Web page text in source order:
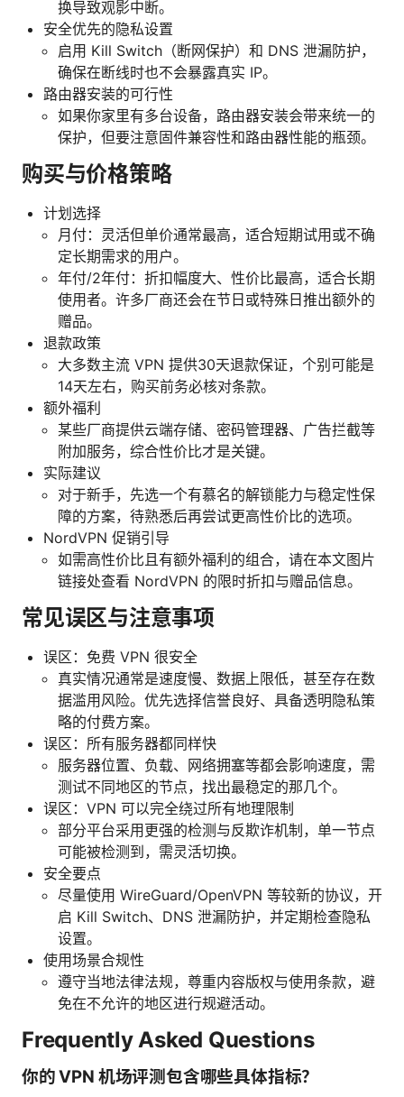
换导致观影中断。
安全优先的隐私设置
启用 Kill Switch（断网保护）和 DNS 泄漏防护，
确保在断线时也不会暴露真实 IP。
路由器安装的可行性
如果你家里有多台设备，路由器安装会带来统一的
保护，但要注意固件兼容性和路由器性能的瓶颈。
购买与价格策略
计划选择
月付：灵活但单价通常最高，适合短期试用或不确
定长期需求的用户。
年付/2年付：折扣幅度大、性价比最高，适合长期
使用者。许多厂商还会在节日或特殊日推出额外的
赠品。
退款政策
大多数主流 VPN 提供30天退款保证，个别可能是
14天左右，购买前务必核对条款。
额外福利
某些厂商提供云端存储、密码管理器、广告拦截等
附加服务，综合性价比才是关键。
实际建议
对于新手，先选一个有慕名的解锁能力与稳定性保
障的方案，待熟悉后再尝试更高性价比的选项。
NordVPN 促销引导
如需高性价比且有额外福利的组合，请在本文图片
链接处查看 NordVPN 的限时折扣与赠品信息。
常见误区与注意事项
误区：免费 VPN 很安全
真实情况通常是速度慢、数据上限低，甚至存在数
据滥用风险。优先选择信誉良好、具备透明隐私策
略的付费方案。
误区：所有服务器都同样快
服务器位置、负载、网络拥塞等都会影响速度，需
测试不同地区的节点，找出最稳定的那几个。
误区：VPN 可以完全绕过所有地理限制
部分平台采用更强的检测与反欺诈机制，单一节点
可能被检测到，需灵活切换。
安全要点
尽量使用 WireGuard/OpenVPN 等较新的协议，开
启 Kill Switch、DNS 泄漏防护，并定期检查隐私
设置。
使用场景合规性
遵守当地法律法规，尊重内容版权与使用条款，避
免在不允许的地区进行规避活动。
Frequently Asked Questions
你的 VPN 机场评测包含哪些具体指标？